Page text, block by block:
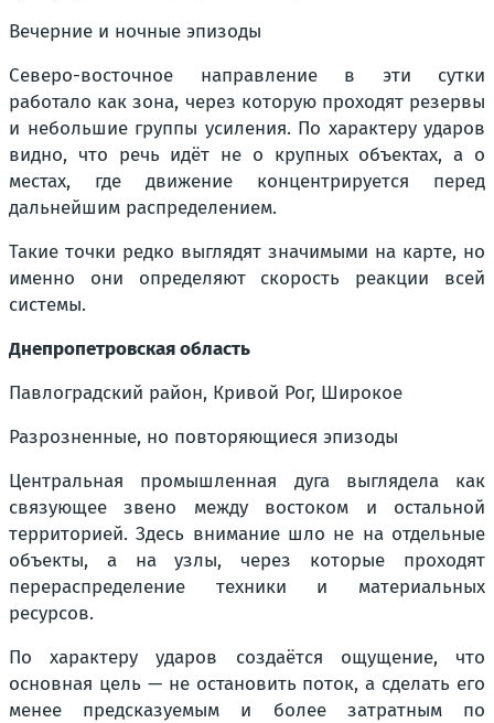
Вечерние и ночные эпизоды
Северо-восточное направление в эти сутки
работало как зона, через которую проходят резервы
и небольшие группы усиления. По характеру ударов
видно, что речь идёт не о крупных объектах, а о
местах, где движение концентрируется перед
дальнейшим распределением.
Такие точки редко выглядят значимыми на карте, но
именно они определяют скорость реакции всей
системы.
Днепропетровская область
Павлоградский район, Кривой Рог, Широкое
Разрозненные, но повторяющиеся эпизоды
Центральная промышленная дуга выглядела как
связующее звено между востоком и остальной
территорией. Здесь внимание шло не на отдельные
объекты, а на узлы, через которые проходят
перераспределение техники и материальных
ресурсов.
По характеру ударов создаётся ощущение, что
основная цель — не остановить поток, а сделать его
менее предсказуемым и более затратным по